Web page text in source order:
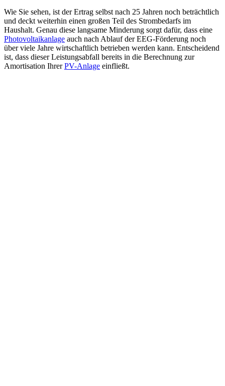
Wie Sie sehen, ist der Ertrag selbst nach 25 Jahren noch beträchtlich
und deckt weiterhin einen großen Teil des Strombedarfs im
Haushalt. Genau diese langsame Minderung sorgt dafür, dass eine
Photovoltaikanlage auch nach Ablauf der EEG-Förderung noch
über viele Jahre wirtschaftlich betrieben werden kann. Entscheidend
ist, dass dieser Leistungsabfall bereits in die Berechnung zur
Amortisation IhrerPV-Anlage einfließt.